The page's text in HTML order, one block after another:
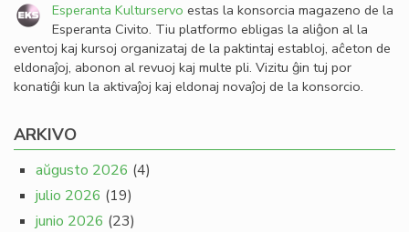
Esperanta Kulturservo estas la konsorcia magazeno de la
Esperanta Civito. Tiu platformo ebligas la aliĝon al la
eventoj kaj kursoj organizataj de la paktintaj establoj, aĉeton de
eldonaĵoj, abonon al revuoj kaj multe pli. Vizitu ĝin tuj por
konatiĝi kun la aktivaĵoj kaj eldonaj novaĵoj de la konsorcio.
ARKIVO
aŭgusto 2026 (4)
julio 2026 (19)
junio 2026 (23)